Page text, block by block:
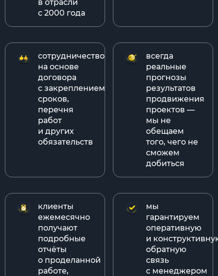
в отрасли
с 2000 года
сотрудничество
на основе
договора
с закреплением
сроков,
перечня
работ
и других
обязательств
всегда
реальные
прогнозы
результатов
продвижения
проектов —
мы не
обещаем
того, чего не
сможем
добиться
клиенты
ежемесячно
получают
подробные
отчёты
о проделанной
работе,
мы
гарантируем
оперативную
и
обратную
связь
с менеджером